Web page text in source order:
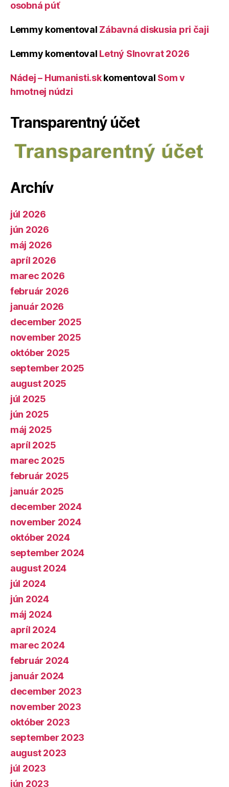
osobná púť
Lemmy komentoval Zábavná diskusia pri čaji
Lemmy komentoval Letný Slnovrat 2026
Nádej – Humanisti.skkomentoval Som v
hmotnej núdzi
Transparentný účet
Archív
júl 2026
jún 2026
máj 2026
apríl 2026
marec 2026
február 2026
január 2026
december 2025
november 2025
október 2025
september 2025
august 2025
júl 2025
jún 2025
máj 2025
apríl 2025
marec 2025
február 2025
január 2025
december 2024
november 2024
október 2024
september 2024
august 2024
júl 2024
jún 2024
máj 2024
apríl 2024
marec 2024
február 2024
január 2024
december 2023
november 2023
október 2023
september 2023
august 2023
júl 2023
jún 2023